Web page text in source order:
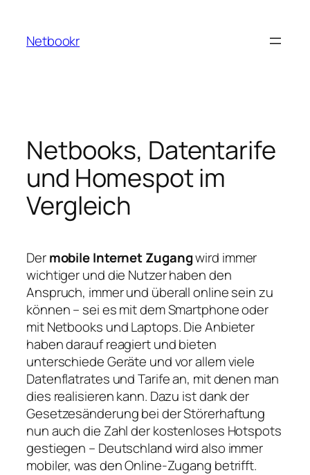
springen
Netbookr
Netbooks, Datentarife
und Homespot im
Vergleich
Dermobile Internet Zugangwird immer
wichtiger und die Nutzer haben den
Anspruch, immer und überall online sein zu
können – sei es mit dem Smartphone oder
mit Netbooks und Laptops. Die Anbieter
haben darauf reagiert und bieten
unterschiede Geräte und vor allem viele
Datenflatrates und Tarife an, mit denen man
dies realisieren kann. Dazu ist dank der
Gesetzesänderung bei der Störerhaftung
nun auch die Zahl der kostenloses Hotspots
gestiegen – Deutschland wird also immer
mobiler, was den Online-Zugang betrifft.